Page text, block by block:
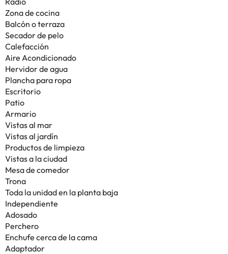
Zona de cocina
Balcón o terraza
Secador de pelo
Calefacción
Aire Acondicionado
Hervidor de agua
Plancha para ropa
Escritorio
Patio
Armario
Vistas al mar
Vistas al jardín
Productos de limpieza
Vistas a la ciudad
Mesa de comedor
Trona
Toda la unidad en la planta baja
Independiente
Adosado
Perchero
Enchufe cerca de la cama
Adaptador